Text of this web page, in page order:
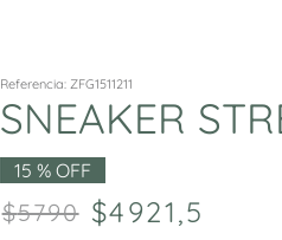
Referencia: ZFG1511211
SNEAKER
15 % OFF
5790 4921,5